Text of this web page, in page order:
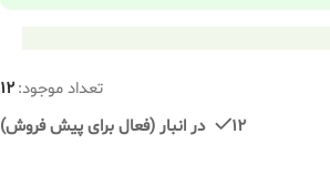
تعداد موجود:12
12 در انبار (فعال برای پیش فروش)